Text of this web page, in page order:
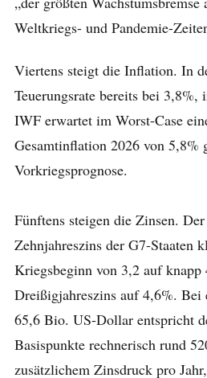
Weltkriegs- und Pandemie-
Viertens steigt die Inflation. In
Teuerungsrate bereits bei
IWF erwartet im Worst-Case
Gesamtinflation 2026 von 5,8%
Vorkriegsprognose.
Fünftens steigen die Zinsen.
Zehnjahreszins der G7-Staaten
Kriegsbeginn von 3,2 auf knapp
Dreißigjahreszins auf 4,6%. Bei
65,6 Bio. US-Dollar entspricht
Basispunkte rechnerisch rund
zusätzlichem Zinsdruck pro